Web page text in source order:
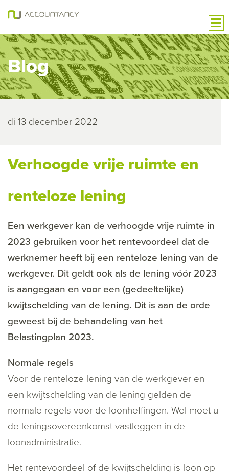
Blog
di 13 december 2022
Verhoogde vrije ruimte en
renteloze lening
Een werkgever kan de verhoogde vrije ruimte in
2023 gebruiken voor het rentevoordeel dat de
werknemer heeft bij een renteloze lening van de
werkgever. Dit geldt ook als de lening vóór 2023
is aangegaan en voor een (gedeeltelijke)
kwijtschelding van de lening. Dit is aan de orde
geweest bij de behandeling van het
Belastingplan 2023.
Normale regels
Voor de renteloze lening van de werkgever en
een kwijtschelding van de lening gelden de
normale regels voor de loonheffingen. Wel moet u
de leningsovereenkomst vastleggen in de
loonadministratie.
Het rentevoordeel of de kwijtschelding is loon op